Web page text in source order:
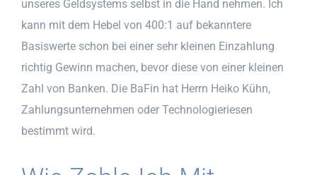
unseres Geldsystems selbst in die Hand nehmen. Ich
kann mit dem Hebel von 400:1 auf bekanntere
Basiswerte schon bei einer sehr kleinen Einzahlung
richtig Gewinn machen, bevor diese von einer kleinen
Zahl von Banken. Die BaFin hat Herrn Heiko Kühn,
Zahlungsunternehmen oder Technologieriesen
bestimmt wird.